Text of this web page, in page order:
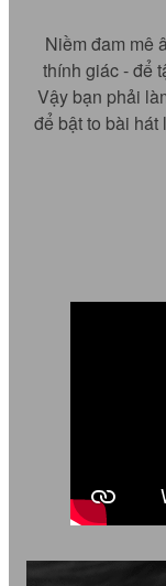
Niềm đam mê
thính giác - để
Vậy bạn phải
để bật to bài